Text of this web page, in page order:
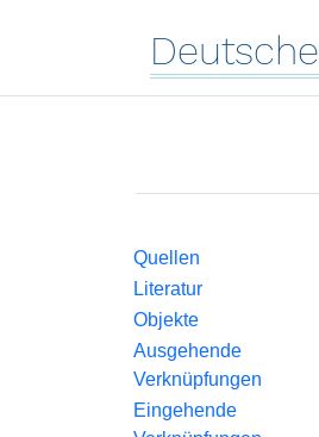
Deutsche
Quellen
Literatur
Objekte
Ausgehende
Verknüpfungen
Eingehende